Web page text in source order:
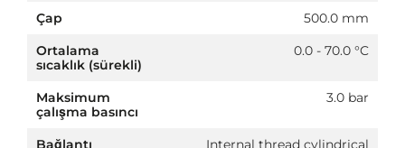
Çap
500.0 mm
Ortalama
sıcaklık (sürekli)
0.0 - 70.0 °C
Maksimum
çalışma basıncı
3.0 bar
Bağlantı
Internal thread cylindrical